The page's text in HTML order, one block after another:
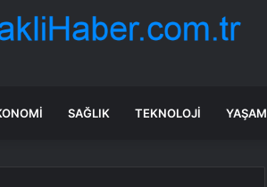
SAĞLIK TEKNOLOJI YAŞAM